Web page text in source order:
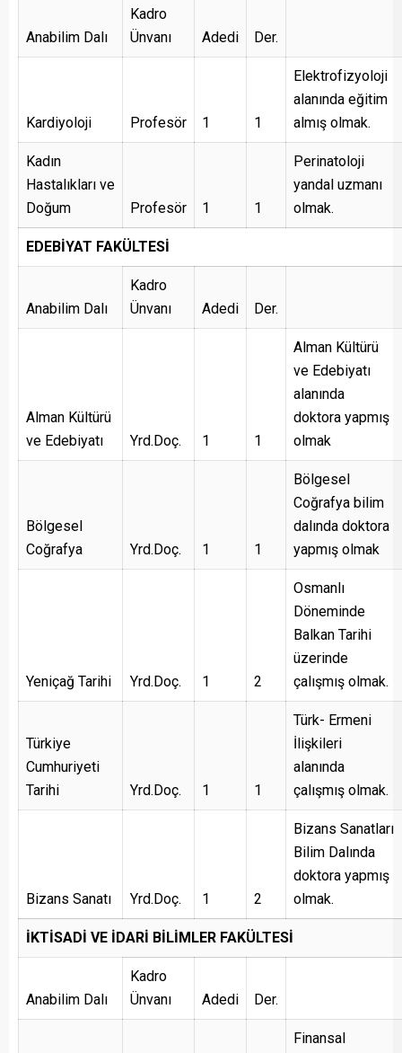
Anabilim Dalı
Kadro
Ünvanı
Adedi Der.
Kardiyoloji Profesör 1 1
Elektrofizyoloji
alanında eğitim
almış olmak.
Kadın
Hastalıkları ve
Doğum
Profesör 1 1
Perinatoloji
yandal uzmanı
olmak.
EDEBİYAT FAKÜLTESİ
Anabilim Dalı
Kadro
Ünvanı
Adedi Der.
Alman Kültürü
ve Edebiyatı
Yrd.Doç. 1 1
Alman Kültürü
ve Edebiyatı
alanında
doktora yapmış
olmak
Bölgesel
Coğrafya
Yrd.Doç. 1 1
Bölgesel
Coğrafya bilim
dalında doktora
yapmış olmak
Yeniçağ Tarihi Yrd.Doç. 1 2
Osmanlı
Döneminde
Balkan Tarihi
üzerinde
çalışmış olmak.
Türkiye
Cumhuriyeti
Tarihi
Yrd.Doç. 1 1
Türk- Ermeni
İlişkileri
alanında
çalışmış olmak.
Bizans Sanatı Yrd.Doç. 1 2
Bizans Sanatları
Bilim Dalında
doktora yapmış
olmak.
İKTİSADİ VE İDARİ BİLİMLER FAKÜLTESİ
Anabilim Dalı
Kadro
Ünvanı
Adedi Der.
Finansal